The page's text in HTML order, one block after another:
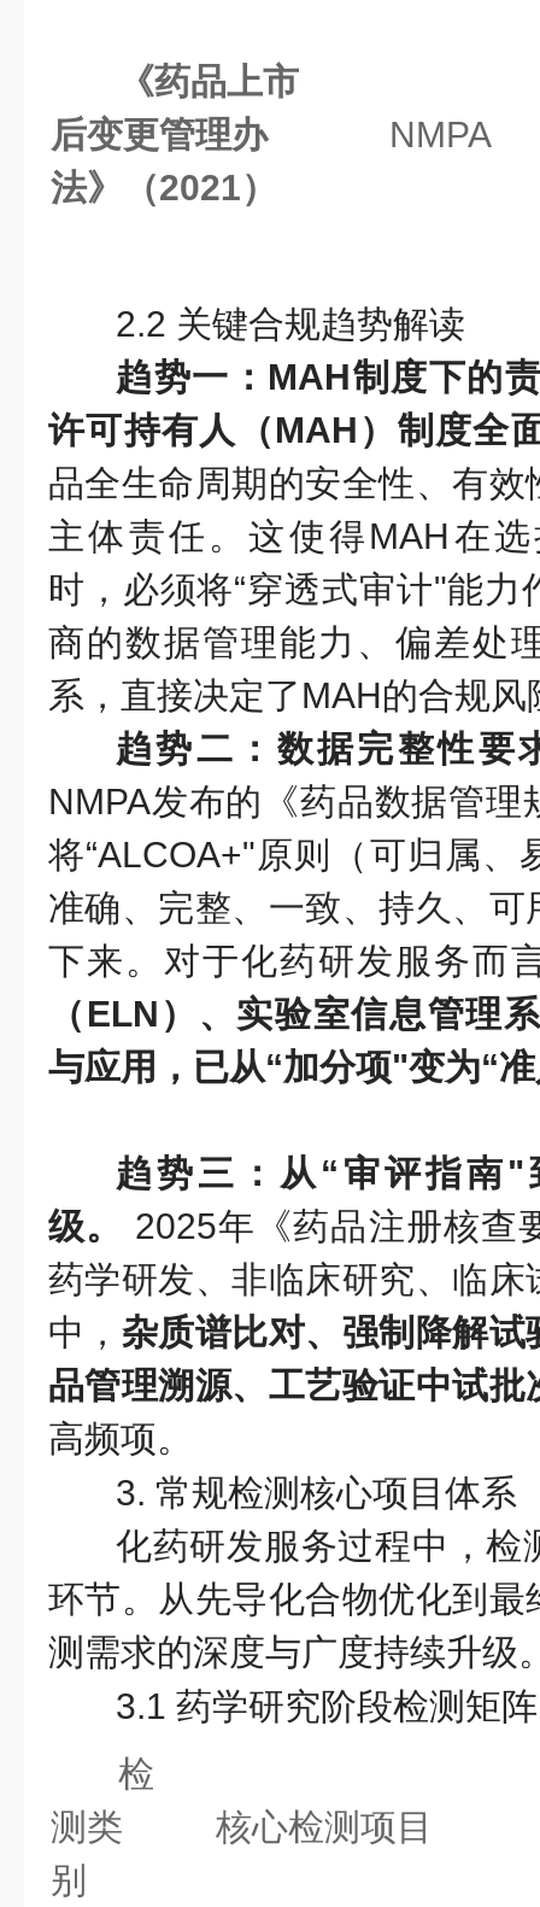
《药品上市
后变更管理办
法》（2021）
NMPA
2.2 关键合规趋势解读
趋势一：MAH制度下的
许可持有人（MAH）制度全
品全生命周期的安全性、有
主体责任。这使得MAH在选
时，必须将“穿透式审计"能
商的数据管理能力、偏差处
系，直接决定了MAH的合规风
趋势二：数据完整性要
NMPA发布的《药品数据管理
将“ALCOA+"原则（可归属、
准确、完整、一致、持久、
下来。对于化药研发服务而
（ELN）、实验室信息管理
与应用，已从“加分项"变为“
趋势三：从“审评指南
级。
2025年《药品注册核查
药学研发、非临床研究、临
中， 杂质谱比对、强制降解
品管理溯源、工艺验证中试批
高频项。
3. 常规检测核心项目体系
化药研发服务过程中，检
环节。从先导化合物优化到
测需求的深度与广度持续升级
3.1 药学研究阶段检测矩阵
检
测类
别
核心检测项目